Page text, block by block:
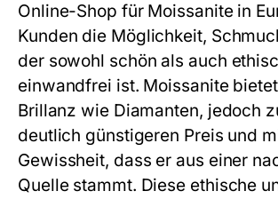
Online-Shop für Moissanite in
Kunden die Möglichkeit,
der sowohl schön als auch
einwandfrei ist. Moissanite
Brillanz wie Diamanten, jedoch
deutlich günstigeren Preis und
Gewissheit, dass er aus einer
Quelle stammt. Diese ethische